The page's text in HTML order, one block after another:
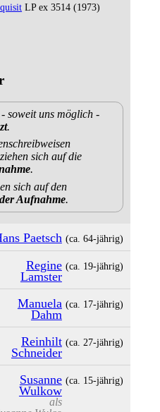
LP ex 3514 (1973)
soweit uns möglich -
.
sich auf die
.
sich auf den
Aufnahme.
Paetsch (ca. 64‑jährig)
Regine
Lamster
(ca. 19‑jährig)
Manuela
Dahm
(ca. 17‑jährig)
Reinhilt
Schneider
(ca. 27‑jährig)
Susanne
Wulkow
als
(ca. 15‑jährig)